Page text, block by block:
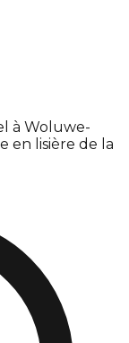
à Woluwe-
en lisière de la